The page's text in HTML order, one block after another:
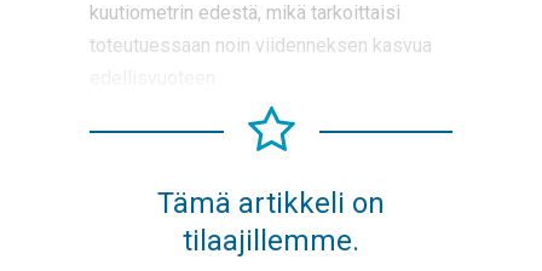
kuutiometrin edestä, mikä tarkoittaisi
toteutuessaan noin viidenneksen kasvua
Tämä artikkeli on
tilaajillemme.